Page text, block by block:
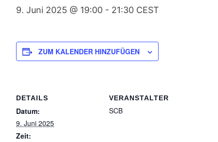
9. Juni 2025 @ 19:00 - 21:30 CEST
ZUM KALENDER HINZUFÜGEN
DETAILS
Datum:
9. Juni 2025
Zeit:
VERANSTALTER
SCB